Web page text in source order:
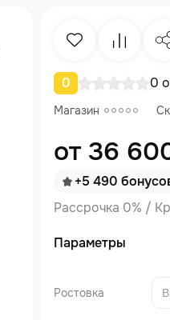
Избранное
0 0
Магазин
от 36
+5 490
Рассрочка 0% /
Параметры
Ростовка